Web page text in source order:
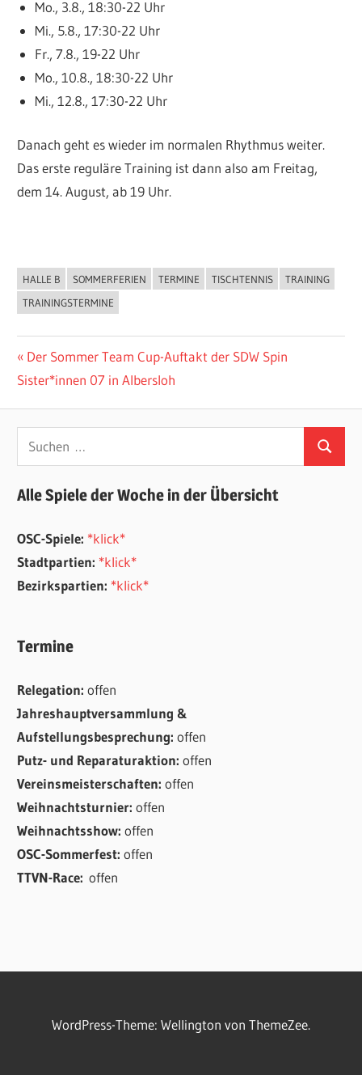
Mo., 3.8., 18:30-22 Uhr
Mi., 5.8., 17:30-22 Uhr
Fr., 7.8., 19-22 Uhr
Mo., 10.8., 18:30-22 Uhr
Mi., 12.8., 17:30-22 Uhr
Danach geht es wieder im normalen Rhythmus weiter.
Das erste reguläre Training ist dann also am Freitag,
dem 14. August, ab 19 Uhr.
ALLGEMEIN
HALLE B SOMMERFERIEN TERMINE TISCHTENNIS
TRAINING
TRAININGSTERMINE
Beitragsnavigation
Vorheriger
Beitrag:
Der Sommer Team Cup-Auftakt der SDW Spin
Sister*innen 07 in Albersloh
Suchen
nach:
Suchen
Alle Spiele der Woche in der Übersicht
OSC-Spiele: *klick*
Stadtpartien: *klick*
Bezirkspartien: *klick*
Termine
Relegation:offen
Jahreshauptversammlung &
Aufstellungsbesprechung:offen
Putz- und Reparaturaktion:offen
Vereinsmeisterschaften:offen
Weihnachtsturnier:offen
Weihnachtsshow:offen
OSC-Sommerfest:offen
TTVN-Race:offen
WordPress-Theme: Wellington von ThemeZee.